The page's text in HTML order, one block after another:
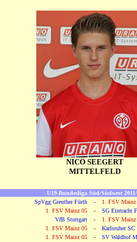
NICO SEEGERT
MITTELFELD
U19-Bundesliga Süd/Südwest
SpVgg Greuther Fürth -
1. FSV Mainz
1. FSV Mainz 05 -
SG Eintracht
VfB Stuttgart -
1. FSV Mainz
1. FSV Mainz 05 -
Karlsruher SC
1. FSV Mainz 05 -
SV Waldhof